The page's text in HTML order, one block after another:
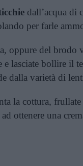
dall’acqua di
per farle
oppure del brodo
e lasciate bollire il
dalla varietà di
la cottura, frullate
ottenere una